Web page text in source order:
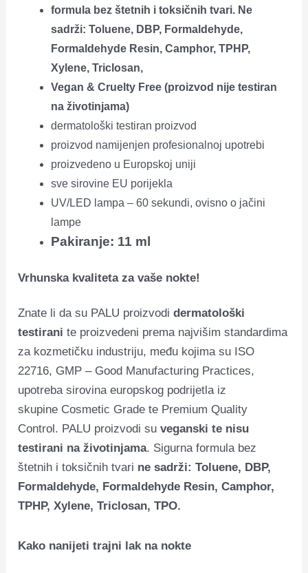
formula bez štetnih i toksičnih tvari. Ne
sadrži: Toluene, DBP, Formaldehyde,
Formaldehyde Resin, Camphor, TPHP,
Xylene, Triclosan,
Vegan & Cruelty Free (proizvod nije testiran
na životinjama)
dermatološki testiran proizvod
proizvod namijenjen profesionalnoj upotrebi
proizvedeno u Europskoj uniji
sve sirovine EU porijekla
UV/LED lampa – 60 sekundi, ovisno o jačini
lampe
Pakiranje: 11 ml
Vrhunska kvaliteta za vaše nokte!
Znate li da su PALU proizvodidermatološki
testirani te proizvedeni prema najvišim standardima
za kozmetičku industriju, među kojima su ISO
22716, GMP – Good Manufacturing Practices,
upotreba sirovina europskog podrijetla iz
skupine Cosmetic Grade te Premium Quality
Control. PALU proizvodi suveganski te nisu
testirani na životinjama. Sigurna formula bez
štetnih i toksičnih tvari ne sadrži: Toluene, DBP,
Formaldehyde, Formaldehyde Resin, Camphor,
TPHP, Xylene, Triclosan, TPO.
Kako nanijeti trajni lak na nokte